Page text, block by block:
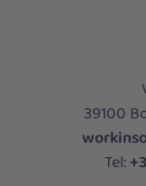
39100
Tel: